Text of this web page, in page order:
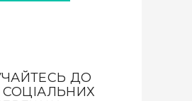
ДО
СОЦІАЛЬНИХ